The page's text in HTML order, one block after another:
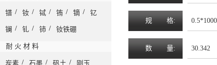
镨 / 钕 / 铽 / 铕 / 镝 / 钇
镧 / 钆 / 铈 / 钕铁硼
耐 火 材 料
炭素 / 石墨 / 矾土 / 刚玉
规 格:
数 量: 30.342